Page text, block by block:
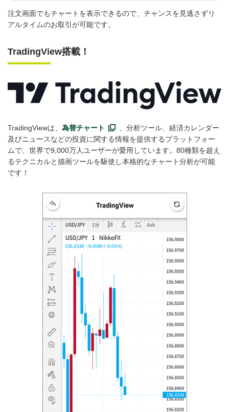
注文画面でもチャートを表示できるので、チャンスを見逃さずリ
アルタイムのお取引が可能です。
TradingView搭載！
TradingViewは、 為替チャート
、分析ツール、経済カレンダー
及びニュースなどの投資に関する情報を提供するプラットフォー
ムで、世界で9,000万人ユーザーが愛用しています。80種類を超え
るテクニカルと描画ツールを駆使し本格的なチャート分析が可能
です！